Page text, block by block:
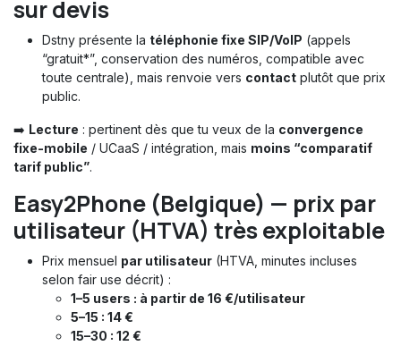
sur devis
Dstny présente la téléphonie fixe SIP/VoIP (appels
“gratuit*”, conservation des numéros, compatible avec
toute centrale), mais renvoie vers contact plutôt que prix
public.
➡️ Lecture : pertinent dès que tu veux de la convergence
fixe-mobile / UCaaS / intégration, mais moins “comparatif
tarif public”.
Easy2Phone (Belgique) — prix par
utilisateur (HTVA) très exploitable
Prix mensuel par utilisateur (HTVA, minutes incluses
selon fair use décrit) :
1–5 users : à partir de 16 €/utilisateur
5–15 : 14 €
15–30 : 12 €